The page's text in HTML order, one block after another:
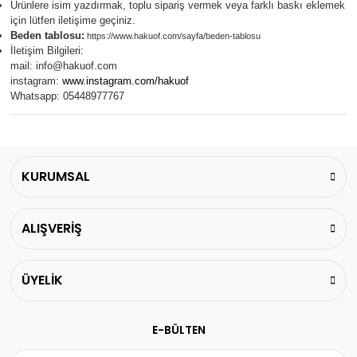
Ürünlere isim yazdırmak, toplu sipariş vermek veya farklı baskı eklemek
için lütfen iletişime geçiniz.
Beden tablosu: https://www.hakuof.com/sayfa/beden-tablosu
İletişim Bilgileri:
mail: info@hakuof.com
instagram: www.instagram.com/hakuof
Whatsapp: 05448977767
KURUMSAL
ALIŞVERİŞ
ÜYELİK
E-BÜLTEN